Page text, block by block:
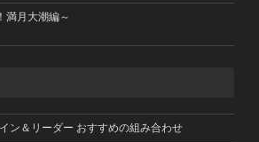
満月大潮編～
ン＆リーダー おすすめの組み合わせ